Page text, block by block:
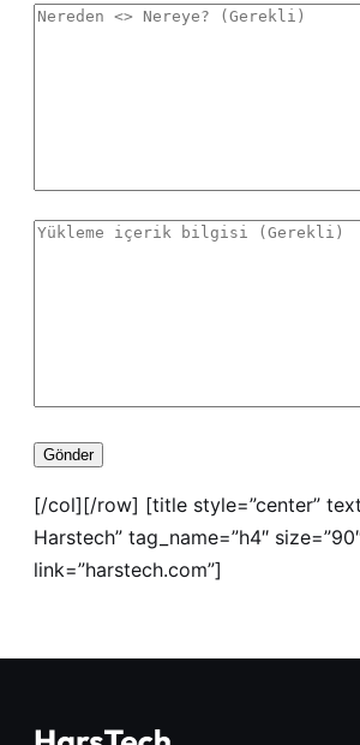
[/col][/row] [title style=”center”
Harstech” tag_name=”h4″
link=”harstech.com”]